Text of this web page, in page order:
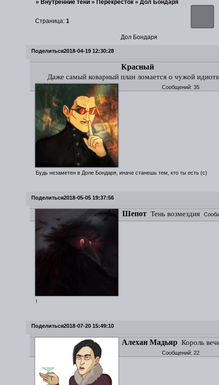
» Внутренние тени » Перекресток »Дол Бондаря
Дол Бондаря
Страница:1
Поделиться2018-04-19 12:30:28
Красный
Даже самый коварный план ломается о чужой
Сообщений: 35
Будь незаметен в Доле Бондаря, иначе станешь тем, кто ты есть (с)
Поделиться2018-05-05 19:37:56
Шепот Тень возмездия
!
Поделиться2018-07-20 15:49:10
Алехан Мадьяр Король
Сообщений: 22